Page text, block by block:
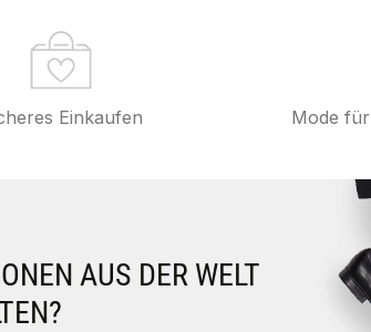
Einkaufen Mode
AUS DER WELT